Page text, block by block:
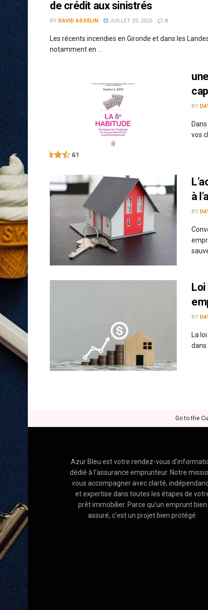
de crédit aux sinistrés
BY DAVID ASSELIN JUILLET 29, 2026 0
Les récents incendies en Gironde et dans les
notamment en ...
BY
vos
à
BY
BY
La
dans
Go to the
Azur Bleu est votre rendez-vous
dédié à l’assurance emprunteur. Notre
vous accompagner avec clarté,
et expertise dans toutes les étapes de
prêt immobilier. Parce qu’un emprunt bien
assuré, c’est un projet bien protégé.